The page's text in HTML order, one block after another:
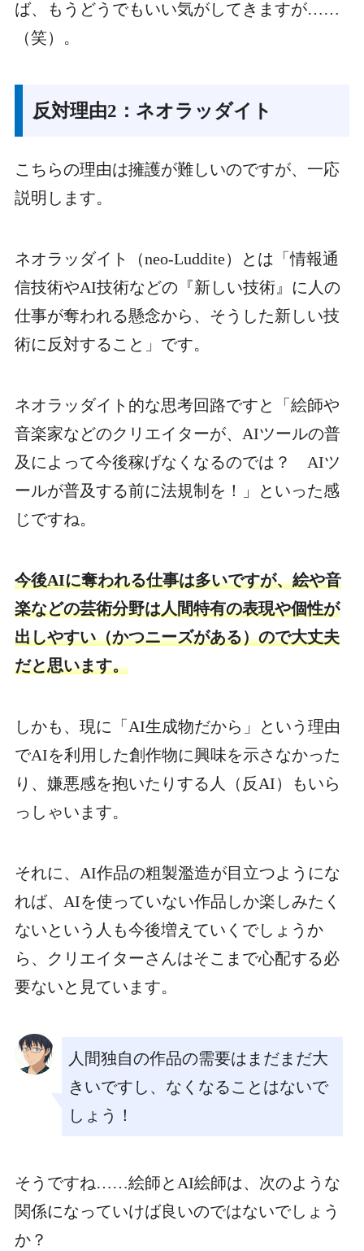
ば、もうどうでもいい気がしてきますが……
（笑）。
反対理由2：ネオラッダイト
こちらの理由は擁護が難しいのですが、一応
説明します。
ネオラッダイト（neo-Luddite）とは「情報通
信技術やAI技術などの『新しい技術』に人の
仕事が奪われる懸念から、そうした新しい技
術に反対すること」です。
ネオラッダイト的な思考回路ですと「絵師や
音楽家などのクリエイターが、AIツールの普
及によって今後稼げなくなるのでは？ AIツ
ールが普及する前に法規制を！」といった感
じですね。
今後AIに奪われる仕事は多いですが、絵や音
楽などの芸術分野は人間特有の表現や個性が
出しやすい（かつニーズがある）ので大丈夫
だと思います。
しかも、現に「AI生成物だから」という理由
でAIを利用した創作物に興味を示さなかった
り、嫌悪感を抱いたりする人（反AI）もいら
っしゃいます。
それに、AI作品の粗製濫造が目立つようにな
れば、AIを使っていない作品しか楽しみたく
ないという人も今後増えていくでしょうか
ら、クリエイターさんはそこまで心配する必
要ないと見ています。
人間独自の作品の需要はまだまだ大
きいですし、なくなることはないで
しょう！
そうですね……絵師とAI絵師は、次のような
関係になっていけば良いのではないでしょう
か？